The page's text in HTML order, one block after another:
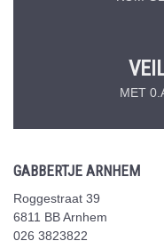
MET
GABBERTJE ARNHEM
Roggestraat 39
6811 BB Arnhem
026 3823822